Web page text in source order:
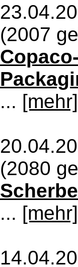
(2007
... [mehr]
(2080
... [mehr]